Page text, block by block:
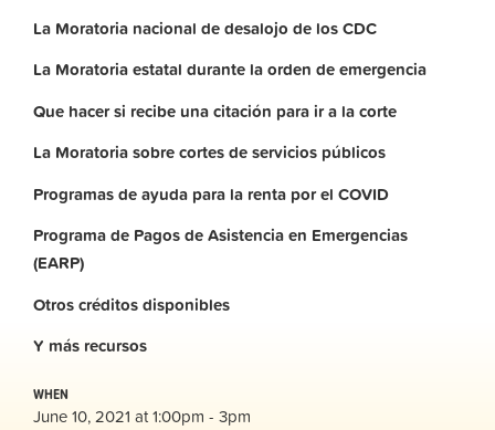
La Moratoria nacional de desalojo de los CDC
La Moratoriaestatal durante laorden deemergencia
Que hacer si recibe una citación para ir a la corte
La Moratoriasobrecortesdeservicios públicos
Programas de ayuda para la renta por el COVID
Programa de Pagos de Asistencia en Emergencias
(EARP)
Otroscréditosdisponibles
Y más recursos
WHEN
June 10, 2021 at 1:00pm - 3pm